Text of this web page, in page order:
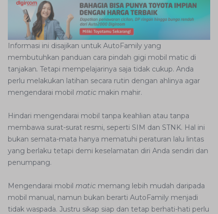
Informasi ini disajikan untuk AutoFamily yang
membutuhkan panduan cara pindah gigi mobil matic di
tanjakan. Tetapi mempelajarinya saja tidak cukup. Anda
perlu melakukan latihan secara rutin dengan ahlinya agar
mengendarai mobil matic makin mahir.
Hindari mengendarai mobil tanpa keahlian atau tanpa
membawa surat-surat resmi, seperti SIM dan STNK. Hal ini
bukan semata-mata hanya mematuhi peraturan lalu lintas
yang berlaku tetapi demi keselamatan diri Anda sendiri dan
penumpang.
Mengendarai mobil matic memang lebih mudah daripada
mobil manual, namun bukan berarti AutoFamily menjadi
tidak waspada. Justru sikap siap dan tetap berhati-hati perlu